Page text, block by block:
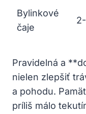
Bylinkové
čaje
Pravidelná a
nielen zlepšiť
a pohodu.
príliš málo